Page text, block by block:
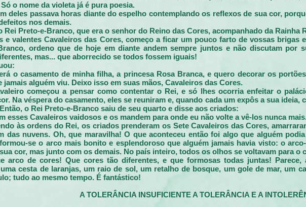
o nome da violeta já é pura poesia.
deles passava horas diante do espelho contemplando os reflexos de sua cor,
nos demais.
Rei Preto-e-Branco, que era o senhor do Reino das Cores, acompanhado da Rainha
e valentes Cavaleiros das Cores, começo a ficar um pouco farto de vossas brigas
ordeno que de hoje em diante andem sempre juntos e não discutam por
mas... que aborrecido se todos fossem iguais!
o casamento de minha filha, a princesa Rosa Branca, e quero decorar os
jamais alguém viu. Deixo isso em suas mãos, Cavaleiros das Cores.
começou a pensar como contentar o Rei, e só lhes ocorria enfeitar o
Na véspera do casamento, eles se reuniram e, quando cada um expôs a sua ideia,
o Rei Preto-e-Branco saiu de seu quarto e disse aos criados:
esses Cavaleiros vaidosos e os mandem para onde eu não volte a vê-los nunca
às ordens do Rei, os criados prenderam os Sete Cavaleiros das Cores,
das nuvens. Oh, que maravilha! O que aconteceu então foi algo que alguém
se o arco mais bonito e esplendoroso que alguém jamais havia visto: o
cor, mas junto com os demais. No país inteiro, todos os olhos se voltavam para o
arco de cores! Que cores tão diferentes, e que formosas todas juntas! Parece,
cesta de laranjas, um raio de sol, um retalho de bosque, um gole de mar, um
tudo ao mesmo tempo. É fantástico!
A TOLERÂNCIA INSUFICIENTE A TOLERÂNCIA E A